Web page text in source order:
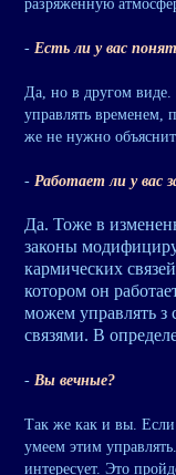
разряженную
- Есть ли у вас
Да, но в другом
управлять временем,
же не нужно
- Работает ли у вас
Да. Тоже в
законы
кармических
котором он
можем управлять
связями. В
- Вы вечные?
Так же как и вы.
умеем этим
интересует. Это